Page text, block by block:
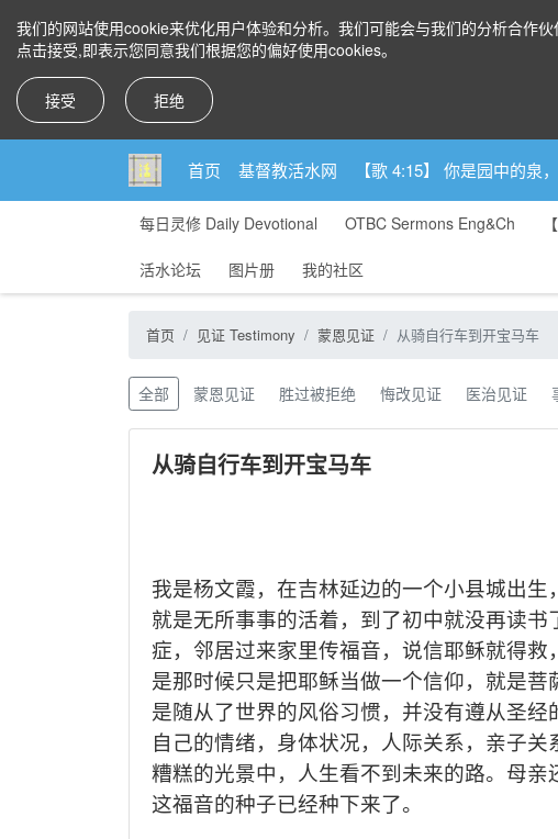
我们的网站使用cookie来优化用户体验和分析。我们可能会与我们的分析合作伙
点击接受,即表示您同意我们根据您的偏好使用cookies。
接受 拒绝
首页 基督教活水网 【歌 4:15】 你是园中的泉
每日灵修 Daily Devotional OTBC Sermons Eng&Ch
活水论坛 图片册 我的社区
首页 见证 Testimony 蒙恩见证 从骑自行车到开宝马车
全部 蒙恩见证 胜过被拒绝 悔改见证 医治见证
从骑自行车到开宝马车
我是杨文霞，在吉林延边的一个小县城出
就是无所事事的活着，到了初中就没再读书
症，邻居过来家里传福音，说信耶稣就得
是那时候只是把耶稣当做一个信仰，就是
是随从了世界的风俗习惯，并没有遵从圣经
自己的情绪，身体状况，人际关系，亲子
糟糕的光景中，人生看不到未来的路。母
这福音的种子已经种下来了。